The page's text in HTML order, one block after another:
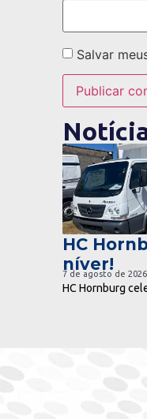
Salvar
ir para
HC
níver!
7 de agosto de 2026
HC Hornburg